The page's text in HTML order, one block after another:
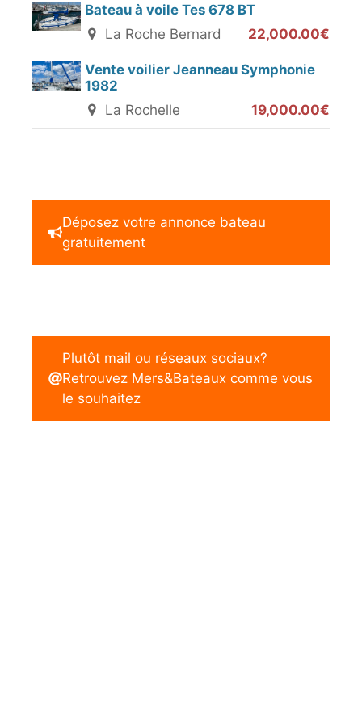
Bateau à voile Tes 678 BT
La Roche Bernard
22,000.00€
Vente voilier Jeanneau Symphonie
1982
La Rochelle
19,000.00€
Déposez votre annonce bateau
gratuitement
Plutôt mail ou réseaux sociaux?
Retrouvez Mers&Bateaux comme vous
le souhaitez